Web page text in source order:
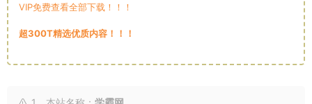
VIP免费查看全部下载！！！
超300T精选优质内容！！！